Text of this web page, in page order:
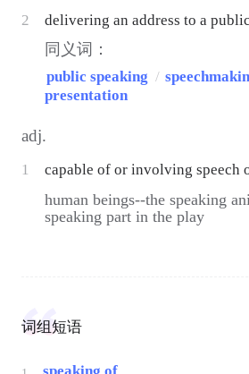
2 delivering an address to a
同义词：
public speaking /
presentation
adj.
1 capable of or involving speech
human beings--the speaking
speaking part in the play
词组短语